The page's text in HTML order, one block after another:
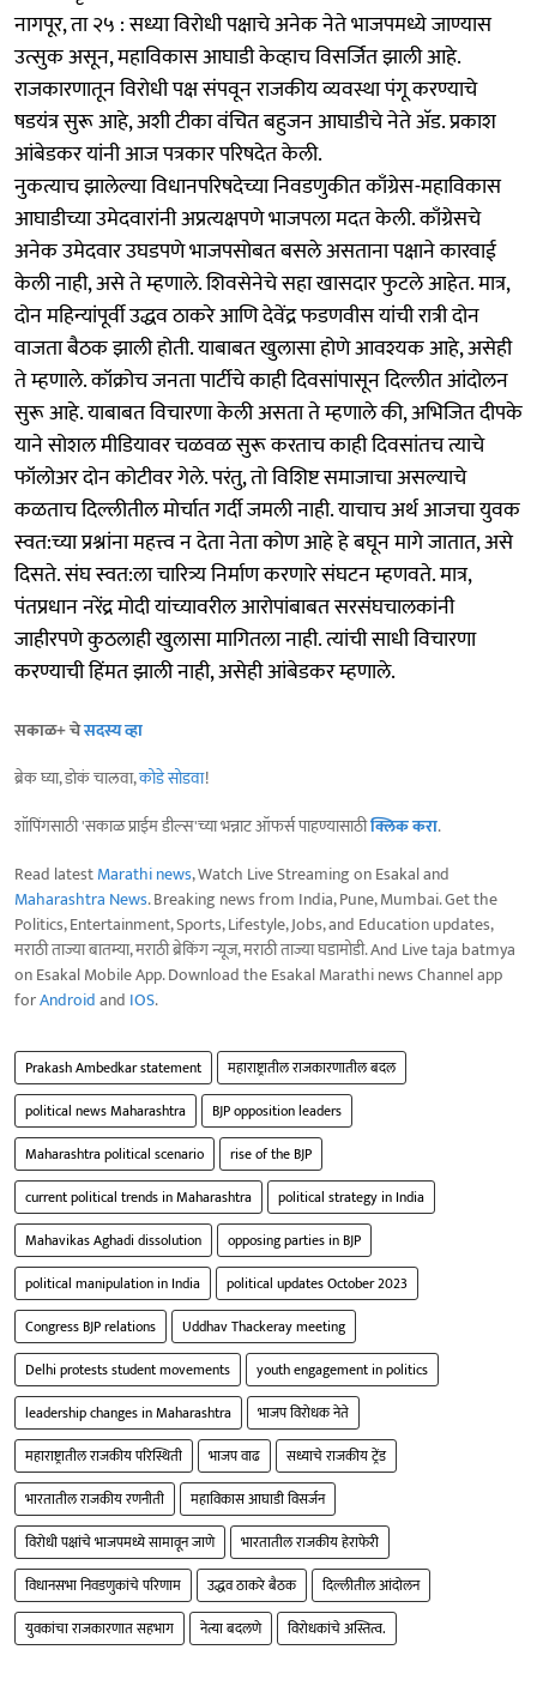
नागपूर, ता २५ : सध्या विरोधी पक्षाचे अनेक नेते भाजपमध्ये जाण्यास
उत्सुक असून, महाविकास आघाडी केव्हाच विसर्जित झाली आहे.
राजकारणातून विरोधी पक्ष संपवून राजकीय व्यवस्था पंगू करण्याचे
षडयंत्र सुरू आहे, अशी टीका वंचित बहुजन आघाडीचे नेते अ‍ॅड. प्रकाश
आंबेडकर यांनी आज पत्रकार परिषदेत केली.
नुकत्याच झालेल्या विधानपरिषदेच्या निवडणुकीत काँग्रेस-महाविकास
आघाडीच्या उमेदवारांनी अप्रत्यक्षपणे भाजपला मदत केली. काँग्रेसचे
अनेक उमेदवार उघडपणे भाजपसोबत बसले असताना पक्षाने कारवाई
केली नाही, असे ते म्हणाले. शिवसेनेचे सहा खासदार फुटले आहेत. मात्र,
दोन महिन्यांपूर्वी उद्धव ठाकरे आणि देवेंद्र फडणवीस यांची रात्री दोन
वाजता बैठक झाली होती. याबाबत खुलासा होणे आवश्यक आहे, असेही
ते म्हणाले. कॉक्रोच जनता पार्टीचे काही दिवसांपासून दिल्लीत आंदोलन
सुरू आहे. याबाबत विचारणा केली असता ते म्हणाले की, अभिजित दीपके
याने सोशल मीडियावर चळवळ सुरू करताच काही दिवसांतच त्याचे
फॉलोअर दोन कोटीवर गेले. परंतु, तो विशिष्ट समाजाचा असल्याचे
कळताच दिल्लीतील मोर्चात गर्दी जमली नाही. याचाच अर्थ आजचा युवक
स्वत:च्या प्रश्नांना महत्त्व न देता नेता कोण आहे हे बघून मागे जातात, असे
दिसते. संघ स्वत:ला चारित्र्य निर्माण करणारे संघटन म्हणवते. मात्र,
पंतप्रधान नरेंद्र मोदी यांच्यावरील आरोपांबाबत सरसंघचालकांनी
जाहीरपणे कुठलाही खुलासा मागितला नाही. त्यांची साधी विचारणा
करण्याची हिंमत झाली नाही, असेही आंबेडकर म्हणाले.
सकाळ+ चेसदस्य व्हा
ब्रेक घ्या, डोकं चालवा,कोडे सोडवा!
शॉपिंगसाठी 'सकाळ प्राईम डील्स'च्या भन्नाट ऑफर्स पाहण्यासाठीक्लिक करा.
Read latestMarathi news, Watch Live Streaming on Esakal and
Maharashtra News. Breaking news from India, Pune, Mumbai. Get the
Politics, Entertainment, Sports, Lifestyle, Jobs, and Education updates,
मराठी ताज्या बातम्या, मराठी ब्रेकिंग न्यूज, मराठी ताज्या घडामोडी. And Live taja batmya
on Esakal Mobile App. Download the Esakal Marathi news Channel app
forAndroidand IOS.
Prakash Ambedkar statement
महाराष्ट्रातील राजकारणातील बदल
political news Maharashtra
BJP opposition leaders
Maharashtra political scenario
rise of the BJP
current political trends in Maharashtra
political strategy in India
Mahavikas Aghadi dissolution
opposing parties in BJP
political manipulation in India
political updates October 2023
Congress BJP relations
Uddhav Thackeray meeting
Delhi protests student movements
youth engagement in politics
leadership changes in Maharashtra
भाजप विरोधक नेते
महाराष्ट्रातील राजकीय परिस्थिती
भाजप वाढ
सध्याचे राजकीय ट्रेंड
भारतातील राजकीय रणनीती
महाविकास आघाडी विसर्जन
विरोधी पक्षांचे भाजपमध्ये सामावून जाणे
भारतातील राजकीय हेराफेरी
विधानसभा निवडणुकांचे परिणाम
उद्धव ठाकरे बैठक
दिल्लीतील आंदोलन
युवकांचा राजकारणात सहभाग
नेत्या बदलणे विरोधकांचे अस्तित्व.